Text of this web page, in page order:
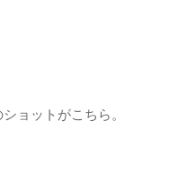
ョットがこちら。